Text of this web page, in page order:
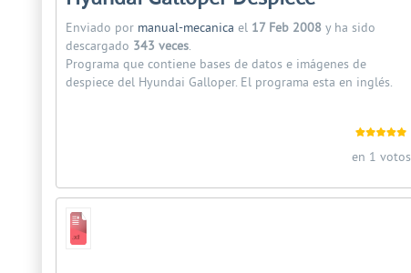
Enviado por manual-mecanica el 17 Feb 2008 y ha sido
descargado 343 veces.
Programa que contiene bases de datos e imágenes de
despiece del Hyundai Galloper. El programa esta en inglés.
en 1 votos